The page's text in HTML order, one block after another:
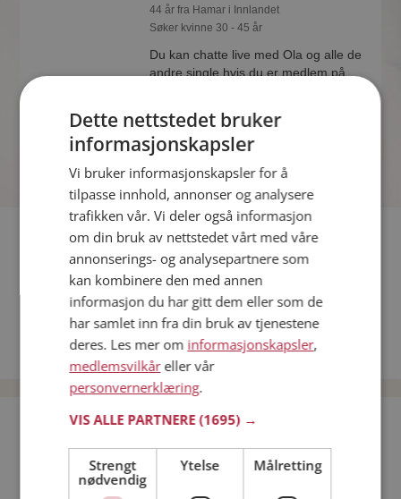
44 år fra Hamar i Innlandet
Søker kvinne 30 - 45 år
Du kan chatte live med Ola og alle de
andre single hvis du er medlem på
Online nå!
Fler single
Flere singlemenn fra Hamar :Sigurd,Tommy
Kvinner fra Hamar
Date kvinner i Norge
Date menn i Norge
Bli medlem gratis!
Jeg er en:
Dette nettstedet bruker
informasjonskapsler
Vi bruker informasjonskapsler for å
tilpasse innhold, annonser og analysere
trafikken vår. Vi deler også informasjon
om din bruk av nettstedet vårt med våre
annonserings- og analysepartnere som
kan kombinere den med annen
informasjon du har gitt dem eller som de
har samlet inn fra din bruk av tjenestene
deres. Les mer om informasjonskapsler,
medlemsvilkåreller vår
personvernerklæring.
VIS ALLE PARTNERE(1695) →
Strengt
nødvendig
Ytelse Målretting